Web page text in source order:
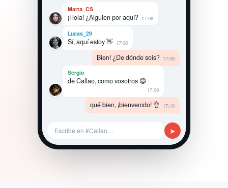
Marta_CS
¡Hola! ¿Alguien por aquí? 17:08
Lucas_29
Sí, aquí estoy 👋 17:08
Bien! ¿De dónde sois? 17:09
Sergio
de Callao, como vosotros 😄
17:09
qué bien, ¡bienvenido! 👌 17:10
Escribe en #Callao… ➤